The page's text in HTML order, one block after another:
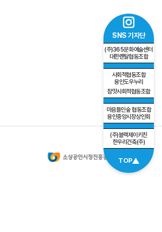
SNS 기자단
(주)365문화예술센터
대한렌탈협동조합
사회적협동조합
용인도우누리
참맛사회적협동조합
마음들인숲 협동조합
용인중앙시장상인회
(주)블랙제이키친
한우리건축(주)
TOP